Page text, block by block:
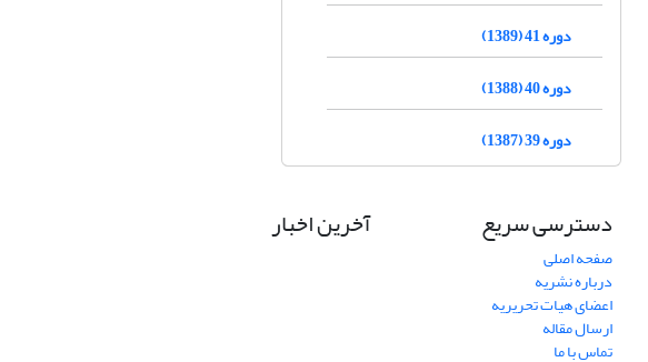
دوره 41 (1389)
دوره 40 (1388)
دوره 39 (1387)
دسترسی سریع
صفحه اصلی
درباره نشریه
اعضای هیات تحریریه
ارسال مقاله
تماس با ما
آخرین اخبار